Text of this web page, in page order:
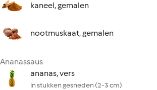
kaneel, gemalen
nootmuskaat, gemalen
Ananassaus
ananas, vers
in stukken gesneden (2-3 cm)